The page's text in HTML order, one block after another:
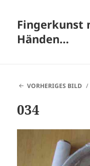
Fingerkunst
Händen…
VORHERIGES BILD
034